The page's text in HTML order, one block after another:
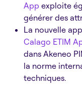
App exploite
générer des
La nouvelle
Calago ETIM
dans Akeneo
la norme
techniques.